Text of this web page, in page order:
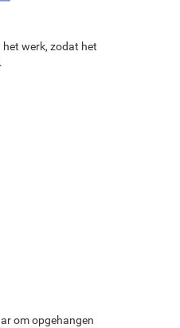
werk, zodat het
om opgehangen